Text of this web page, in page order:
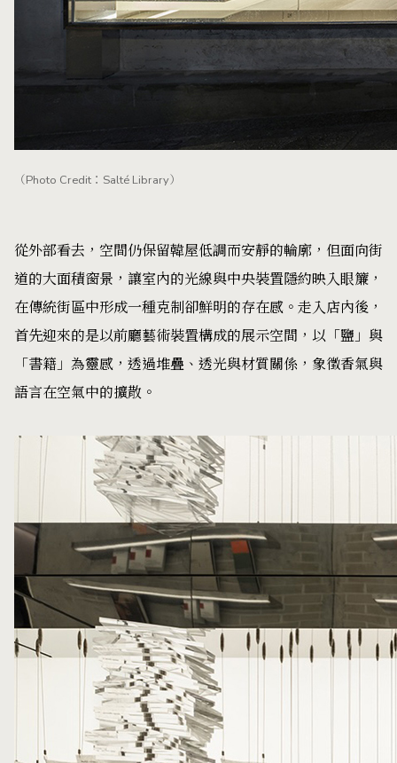
（Photo Credit：Salté Library）
從外部看去，空間仍保留韓屋低調而安靜的輪廓，但面向街
道的大面積窗景，讓室內的光線與中央裝置隱約映入眼簾，
在傳統街區中形成一種克制卻鮮明的存在感。走入店內後，
首先迎來的是以前廳藝術裝置構成的展示空間，以「鹽」與
「書籍」為靈感，透過堆疊、透光與材質關係，象徵香氣與
語言在空氣中的擴散。